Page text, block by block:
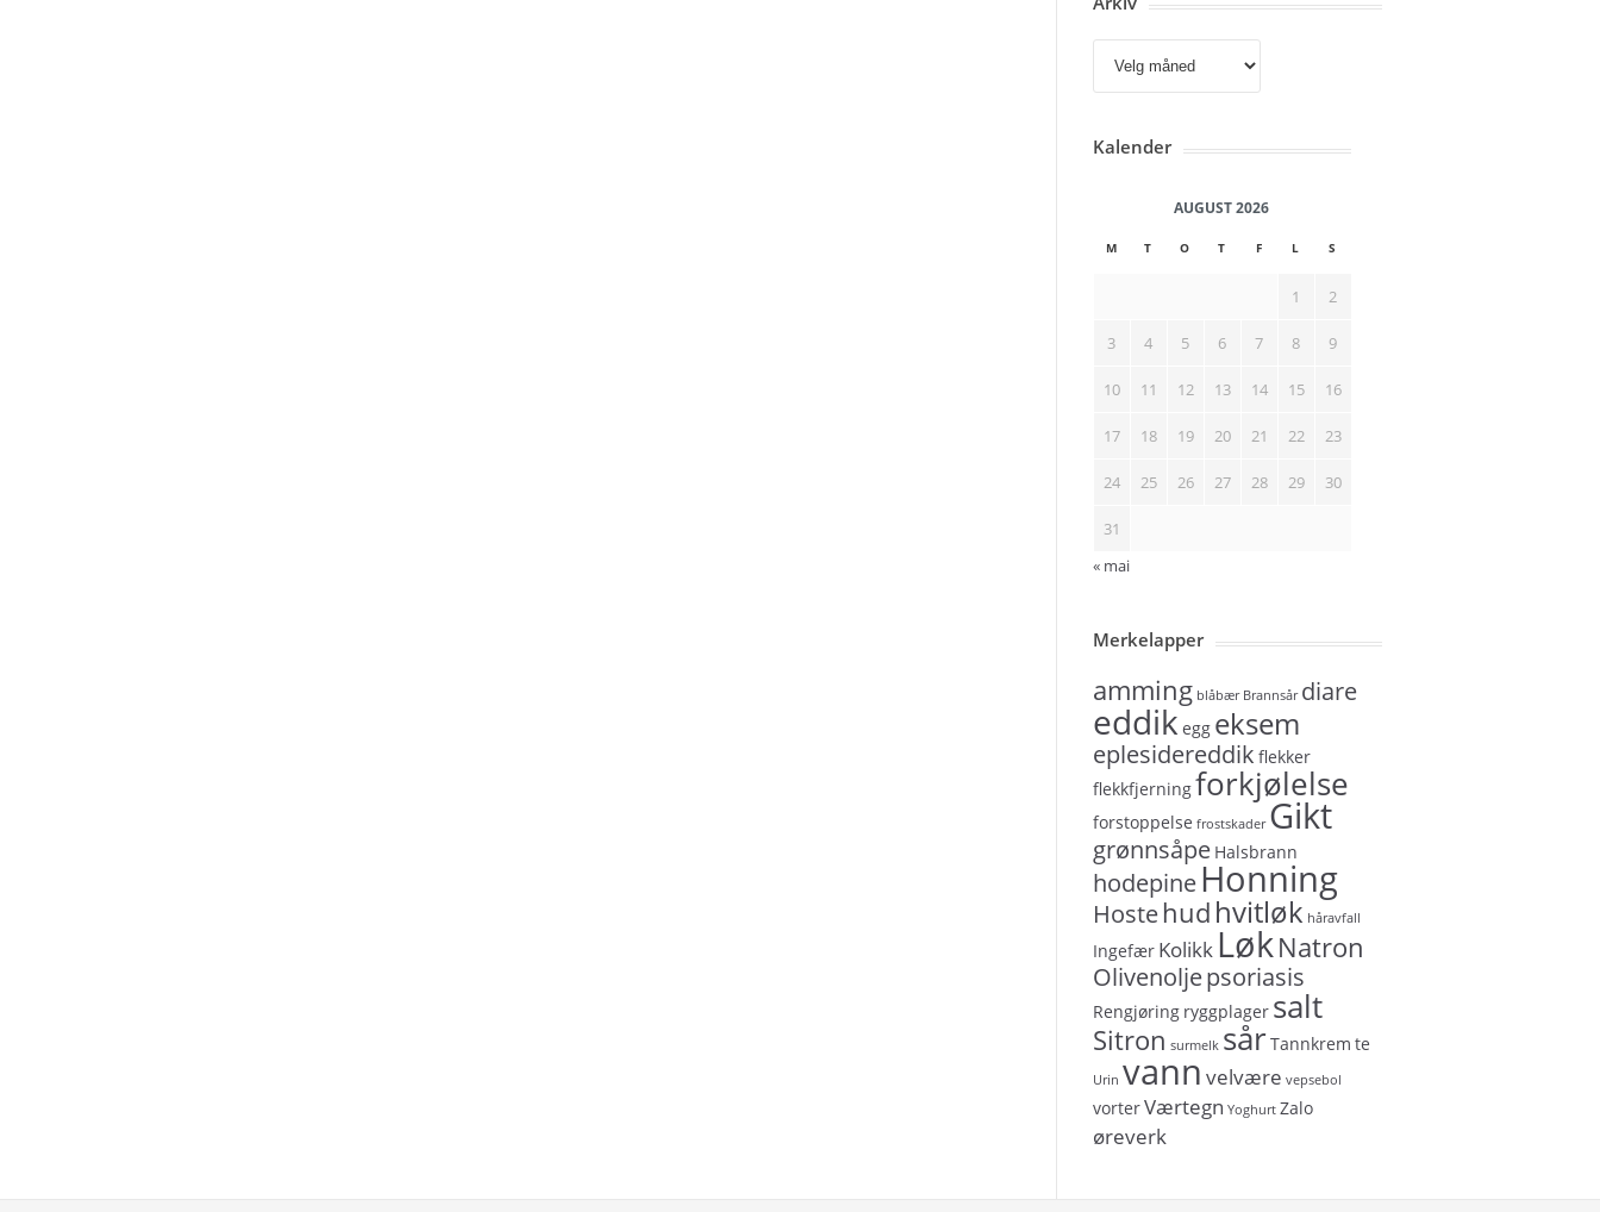
Kalender
AUGUST 2026
M T O T F L S
1 2
3 4 5 6 7 8 9
10 11 12 13 14 15 16
17 18 19 20 21 22 23
24 25 26 27 28 29 30
31
« mai
Merkelapper
amming blåbær Brannsår diare
eddik egg eksem
eplesidereddik flekker
flekkfjerningforkjølelse
forstoppelse frostskader Gikt
grønnsåpe Halsbrann
hodepine Honning
Hoste hud hvitløk håravfall
Ingefær Kolikk LøkNatron
Olivenoljepsoriasis
Rengjøring ryggplager salt
Sitron surmelk sårTannkrem te
Urin vann velvære vepsebol
vorterVærtegn Yoghurt Zalo
øreverk